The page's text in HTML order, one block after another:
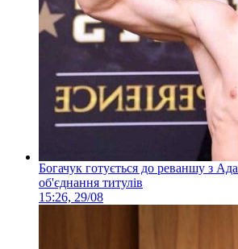
Богачук готується до реваншу з
об'єднання титулів
15:26, 29/08